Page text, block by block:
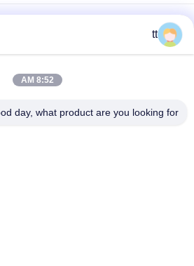
PSV تحميل هيدروليّ حسّاس اتّجاهيّ تحكم صمام PSV multi
تحقق من السيطرة على الكرة المكوك
"G1 / 4" لنظام فراغ
tt
8:52 AM
day, what product are you looking for?